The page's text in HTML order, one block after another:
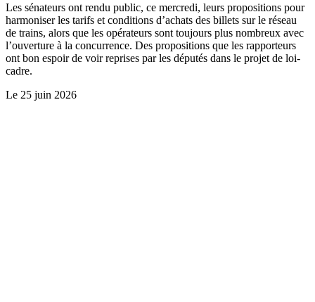
Les sénateurs ont rendu public, ce mercredi, leurs propositions pour
harmoniser les tarifs et conditions d’achats des billets sur le réseau
de trains, alors que les opérateurs sont toujours plus nombreux avec
l’ouverture à la concurrence. Des propositions que les rapporteurs
ont bon espoir de voir reprises par les députés dans le projet de loi-
cadre.
Le 25 juin 2026